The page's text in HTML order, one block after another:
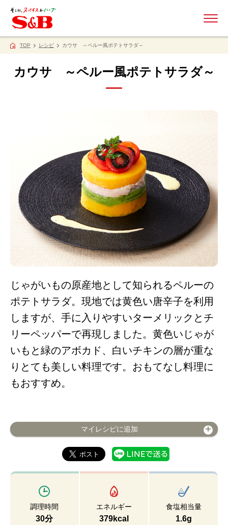
TOP レシピ カウサ ～ペルー風ポテトサラダ～
カウサ ～ペルー風ポテトサラダ～
じゃがいもの原産地として知られるペルーの
ポテトサラダ。現地では黄色い唐辛子を利用
しますが、手に入りやすいターメリックとチ
リーペッパーで再現しました。黄色いじゃが
いもと緑のアボカド、白いチキンの層が重な
りとても美しい料理です。おもてなし料理に
もおすすめ。
マイレシピに追加
調理時間
30分
エネルギー
379kcal
食塩相当量
1.6g